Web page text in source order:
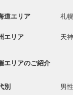
道エリア 札幌
エリア 天神
エリアのご紹介
別 男